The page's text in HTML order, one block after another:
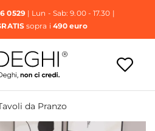
0529| Lun - Sab: 9.00 - 17.30 |
sopra i 490 euro
da Pranzo